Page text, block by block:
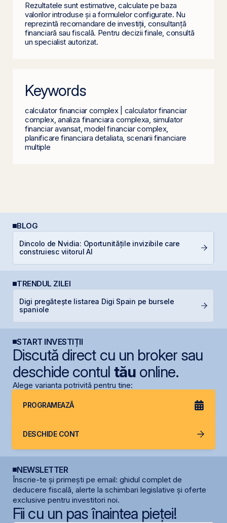
Rezultatele sunt estimative, calculate pe baza
valorilor introduse și a formulelor configurate. Nu
reprezintă recomandare de investiții, consultanță
financiară sau fiscală. Pentru decizii finale, consultă
un specialist autorizat.
Keywords
calculator financiar complex | calculator financiar
complex, analiza financiara complexa, simulator
financiar avansat, model financiar complex,
planificare financiara detaliata, scenarii financiare
multiple
BLOG
Dincolo de Nvidia: Oportunitățile invizibile care
construiesc viitorul AI
TRENDUL ZILEI
Digi pregătește listarea Digi Spain pe bursele
spaniole
START INVESTIȚII
Discută direct cu un broker sau
deschide contul tăuonline.
Alege varianta potrivită pentru tine:
PROGRAMEAZĂ
DESCHIDE CONT
NEWSLETTER
Înscrie-te și primești pe email: ghidul complet de
deducere fiscală, alerte la schimbari legislative și oferte
exclusive pentru investitori noi.
Fii cu un pas înaintea pieței!